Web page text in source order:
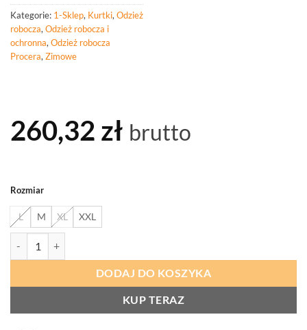
Kategorie: 1-Sklep, Kurtki, Odzież
robocza, Odzież robocza i
ochronna, Odzież robocza
Procera, Zimowe
260,32 zł brutto
Rozmiar
L M XL
XXL
DODAJ DO KOSZYKA
KUP TERAZ